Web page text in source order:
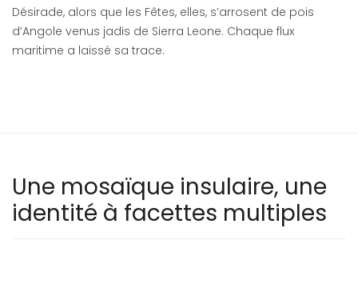
Désirade, alors que les Fêtes, elles, s’arrosent de pois
d’Angole venus jadis de Sierra Leone. Chaque flux
maritime a laissé sa trace.
Une mosaïque insulaire, une
identité à facettes multiples